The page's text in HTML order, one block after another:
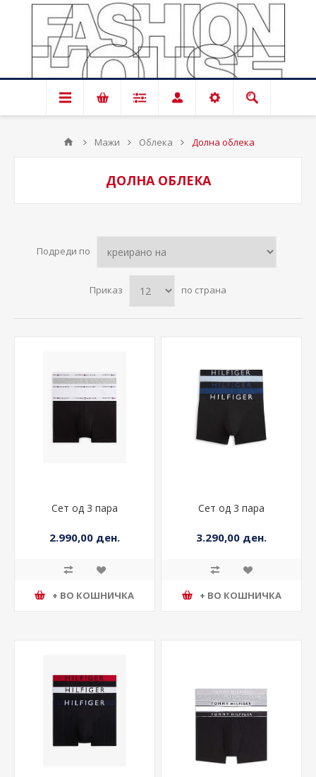
Мажи Облека Долна облека
ДОЛНА ОБЛЕКА
Подреди по
Приказ по страна
Сет од 3 пара
2.990,00 ден.
+ ВО КОШНИЧКА
Сет од 3 пара
3.290,00 ден.
+ ВО КОШНИЧКА